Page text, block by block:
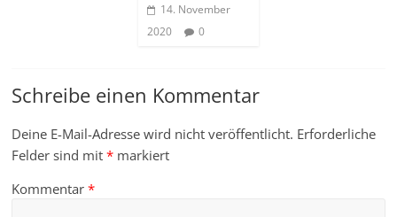
14. November
2020
0
Schreibe einen Kommentar
Deine E-Mail-Adresse wird nicht veröffentlicht. Erforderliche
Felder sind mit* markiert
Kommentar*